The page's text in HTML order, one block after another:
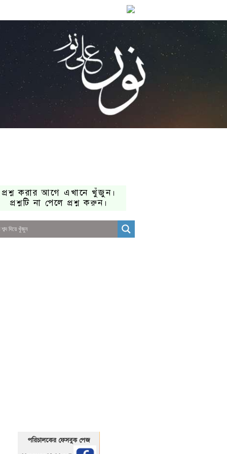
প্রশ্ন করার আগে এখানে খুঁজুন।
প্রশ্নটি না পেলে প্রশ্ন করুন।
পরিচালকের ফেসবুক পেজ